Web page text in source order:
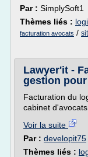
Par : SimplySoft1
Thèmes liés :
facturation avocats /
Lawyer'it -
gestion
Facturation du
cabinet d'avocats
Voir la suite
Par : developit75
Thèmes liés :